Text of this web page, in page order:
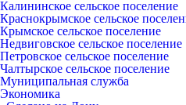
Калининское сельское поселение
Краснокрымское сельское
Крымское сельское поселение
Недвиговское сельское поселение
Петровское сельское поселение
Чалтырское сельское поселение
Муниципальная служба
Экономика